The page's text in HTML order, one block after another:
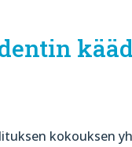
kokouksen